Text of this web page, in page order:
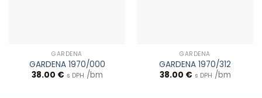
GARDENA
GARDENA 1970/000
38.00 € s DPH /bm
GARDENA
GARDENA 1970/312
38.00 € s DPH /bm